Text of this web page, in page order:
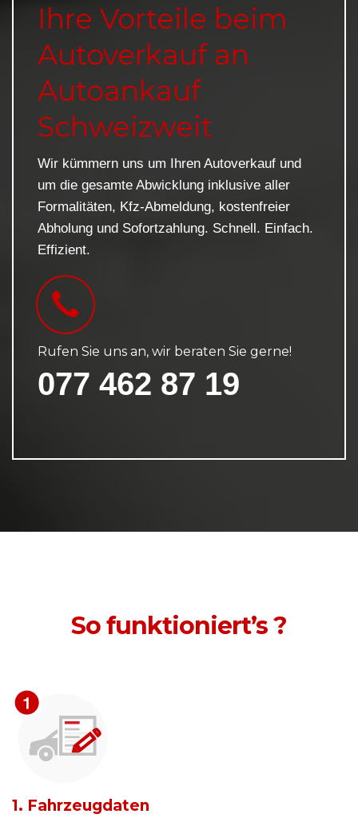
Ihre Vorteile beim
Autoverkauf an
Autoankauf
Schweizweit
Wir kümmern uns um Ihren Autoverkauf und
um die gesamte Abwicklung inklusive aller
Formalitäten, Kfz-Abmeldung, kostenfreier
Abholung und Sofortzahlung. Schnell. Einfach.
Effizient.
Rufen Sie uns an, wir beraten Sie gerne!
077 462 87 19
So funktioniert’s ?
1. Fahrzeugdaten